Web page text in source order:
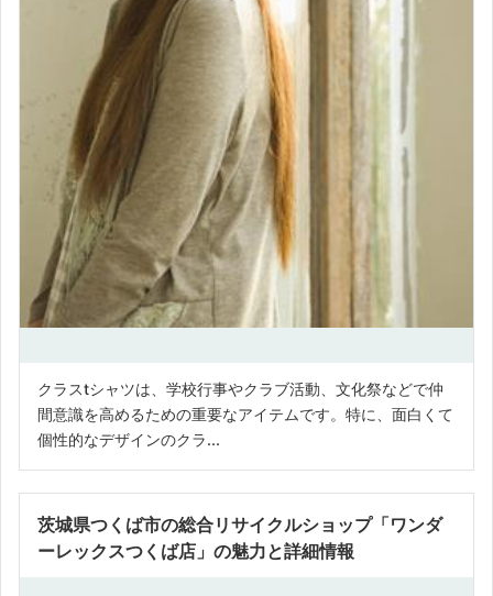
クラスtシャツは、学校行事やクラブ活動、文化祭などで仲
間意識を高めるための重要なアイテムです。特に、面白くて
個性的なデザインのクラ...
茨城県つくば市の総合リサイクルショップ「ワンダ
ーレックスつくば店」の魅力と詳細情報